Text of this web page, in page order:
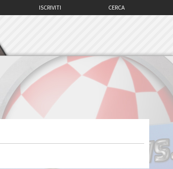
CERCA
ISCRIVITI